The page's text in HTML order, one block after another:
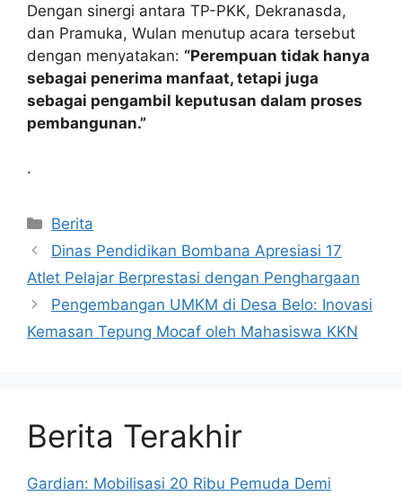
Dengan sinergi antara TP-PKK, Dekranasda,
dan Pramuka, Wulan menutup acara tersebut
dengan menyatakan: “Perempuan tidak hanya
sebagai penerima manfaat, tetapi juga
sebagai pengambil keputusan dalam proses
pembangunan.”
.
Kategori
Berita
Dinas Pendidikan Bombana Apresiasi 17
Atlet Pelajar Berprestasi dengan Penghargaan
Pengembangan UMKM di Desa Belo: Inovasi
Kemasan Tepung Mocaf oleh Mahasiswa KKN
Berita Terakhir
Gardian: Mobilisasi 20 Ribu Pemuda Demi